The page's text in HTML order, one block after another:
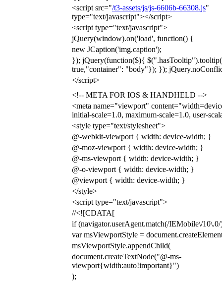
<script src="/t3-assets/js/js-6606b-66308.js"
type="text/javascript"></script>
<script type="text/javascript">
jQuery(window).on('load', function() {
new JCaption('img.caption');
}); jQuery(function($){
true,"container": "body"}); });
</script>
<!-- META FOR IOS & HANDHELD -->
<meta name="viewport"
initial-scale=1.0, maximum-scale=1.0, user-
<style type="text/stylesheet">
@-webkit-viewport { width: device-width; }
@-moz-viewport { width: device-width; }
@-ms-viewport { width: device-width; }
@-o-viewport { width: device-width; }
@viewport { width: device-width; }
</style>
<script type="text/javascript">
//<![CDATA[
if (navigator.userAgent.match(/IEMobile\/
var msViewportStyle =
msViewportStyle.appendChild(
document.createTextNode("@-ms-
viewport{width:auto!important}")
);